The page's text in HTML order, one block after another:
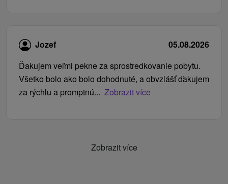
Jozef
05.08.2026
Ďakujem veľmi pekne za sprostredkovanie pobytu.
Všetko bolo ako bolo dohodnuté, a obvzlášť ďakujem
za rýchlu a promptnú... Zobrazit více
Zobrazit více